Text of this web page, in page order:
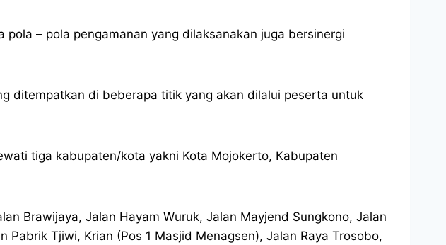
– pola pengamanan yang dilaksanakan juga bersinergi
ditempatkan di beberapa titik yang akan dilalui peserta untuk
tiga kabupaten/kota yakni Kota Mojokerto, Kabupaten
Brawijaya, Jalan Hayam Wuruk, Jalan Mayjend Sungkono, Jalan
Tjiwi, Krian (Pos 1 Masjid Menagsen), Jalan Raya Trosobo,